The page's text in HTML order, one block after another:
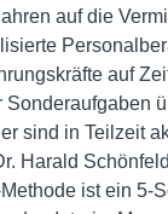
auf die
auf
Sonderaufgaben
sind in Teilzeit
Harald
ist ein 5-